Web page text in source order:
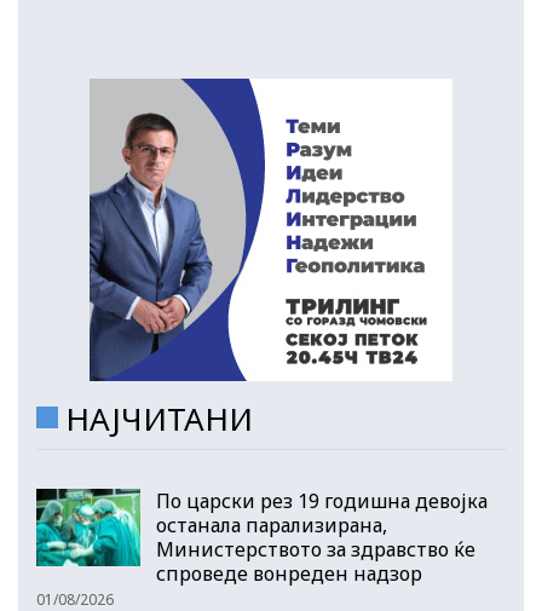
НАЈЧИТАНИ
По царски рез 19 годишна девојка
останала парализирана,
Министерството за здравство ќе
спроведе вонреден надзор
01/08/2026